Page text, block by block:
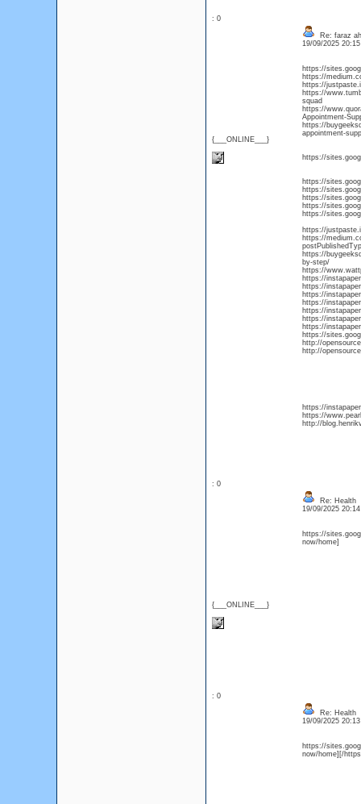
: 0
{___ONLINE___}
Re: faraz
19/09/2025
https://
https://
https://
https://
squad
https://
Appointment-
https://
appointment-
https://
https://
https://
https://
https://
https://
https://
https://
https://
by-step/
https://
https://
https://
https://
https://
https://
https://
https://
https://
http://
http://
https://
https://
http://
: 0
{___ONLINE___}
Re: Health
19/09/2025
https://
now/home]
: 0
Re: Health
19/09/2025
https://
now/home][/